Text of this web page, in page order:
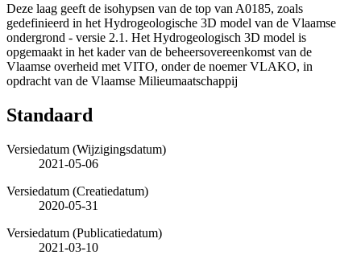
Deze laag geeft de isohypsen van de top van A0185, zoals
gedefinieerd in het Hydrogeologische 3D model van de Vlaamse
ondergrond - versie 2.1. Het Hydrogeologisch 3D model is
opgemaakt in het kader van de beheersovereenkomst van de
Vlaamse overheid met VITO, onder de noemer VLAKO, in
opdracht van de Vlaamse Milieumaatschappij
Standaard
Versiedatum (Wijzigingsdatum)
2021-05-06
Versiedatum (Creatiedatum)
2020-05-31
Versiedatum (Publicatiedatum)
2021-03-10